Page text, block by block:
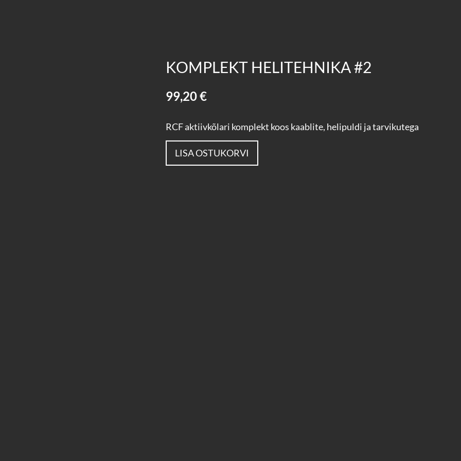
KOMPLEKT HELITEHNIKA #2
99,20 €
RCF aktiivkõlari komplekt koos kaablite, helipuldi ja tarvikutega
LISA OSTUKORVI